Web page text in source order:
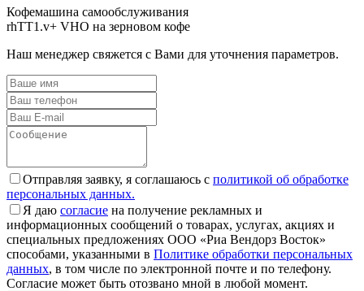
Кофемашина самообслуживания
rhTT1.v+ VHO на зерновом кофе
Наш менеджер свяжется с Вами для уточнения параметров.
Отправляя заявку, я соглашаюсь с политикой об обработке
персональных данных.
Я даю согласие на получение рекламных и
информационных сообщений о товарах, услугах, акциях и
специальных предложениях ООО «Риа Вендорз Восток»
способами, указанными в Политике обработки персональных
данных, в том числе по электронной почте и по телефону.
Согласие может быть отозвано мной в любой момент.